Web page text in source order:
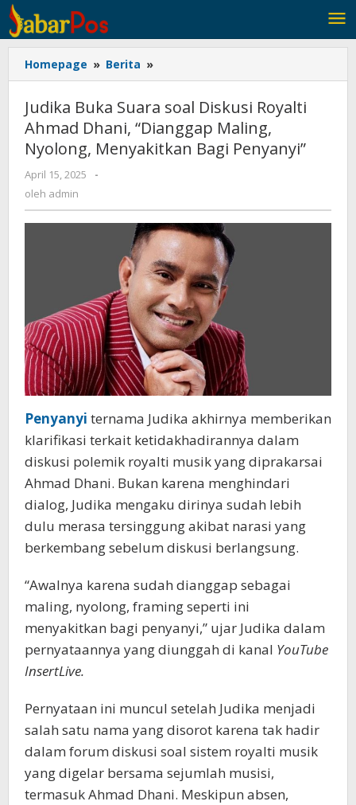
Lewati
ke
konten
Homepage » Berita »
Buka
soal
Diskusi
Royalti
Maling,
Nyolong,
Menyakitkan
Bagi
Penyanyi”
Judika Buka Suara soal Diskusi Royalti
Ahmad Dhani, “Dianggap Maling,
Nyolong, Menyakitkan Bagi Penyanyi”
April 15, 2025
oleh
-
oleh admin
Penyanyi ternama Judika akhirnya memberikan
klarifikasi terkait ketidakhadirannya dalam
diskusi polemik royalti musik yang diprakarsai
Ahmad Dhani. Bukan karena menghindari
dialog, Judika mengaku dirinya sudah lebih
dulu merasa tersinggung akibat narasi yang
berkembang sebelum diskusi berlangsung.
“Awalnya karena sudah dianggap sebagai
maling, nyolong, framing seperti ini
menyakitkan bagi penyanyi,” ujar Judika dalam
pernyataannya yang diunggah di kanal YouTube
InsertLive.
Pernyataan ini muncul setelah Judika menjadi
salah satu nama yang disorot karena tak hadir
dalam forum diskusi soal sistem royalti musik
yang digelar bersama sejumlah musisi,
termasuk Ahmad Dhani. Meskipun absen,